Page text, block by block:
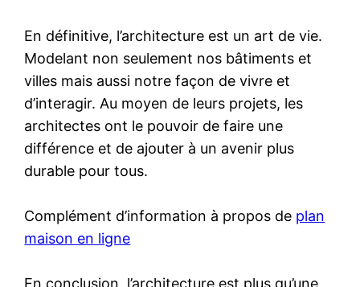
En définitive, l’architecture est un art de vie.
Modelant non seulement nos bâtiments et
villes mais aussi notre façon de vivre et
d’interagir. Au moyen de leurs projets, les
architectes ont le pouvoir de faire une
différence et de ajouter à un avenir plus
durable pour tous.
Complément d’information à propos de plan
maison en ligne
En conclusion, l’architecture est plus qu’une